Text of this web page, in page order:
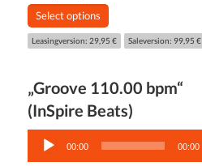
Select options
Leasingversion: 29,95 € Saleversion: 99,95 €
„Groove 110.00 bpm“
(InSpire Beats)
Audio-
Player
00:00 00:00